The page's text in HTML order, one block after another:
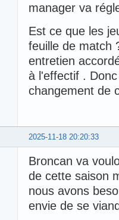
manager va
Est ce que les
feuille de match
entretien
à l'effectif .
changement de
2025-11-18 20:20:33
Broncan va
de cette saison
nous avons
envie de se